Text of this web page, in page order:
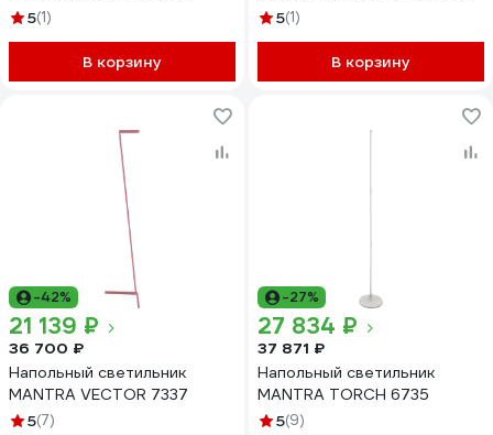
5(1)
В корзину
5(1)
В корзину
-42%
21 139 ₽
36 700 ₽
Напольный светильник
MANTRA VECTOR 7337
5(7)
-27%
27 834 ₽
37 871 ₽
Напольный светильник
MANTRA TORCH 6735
5(9)